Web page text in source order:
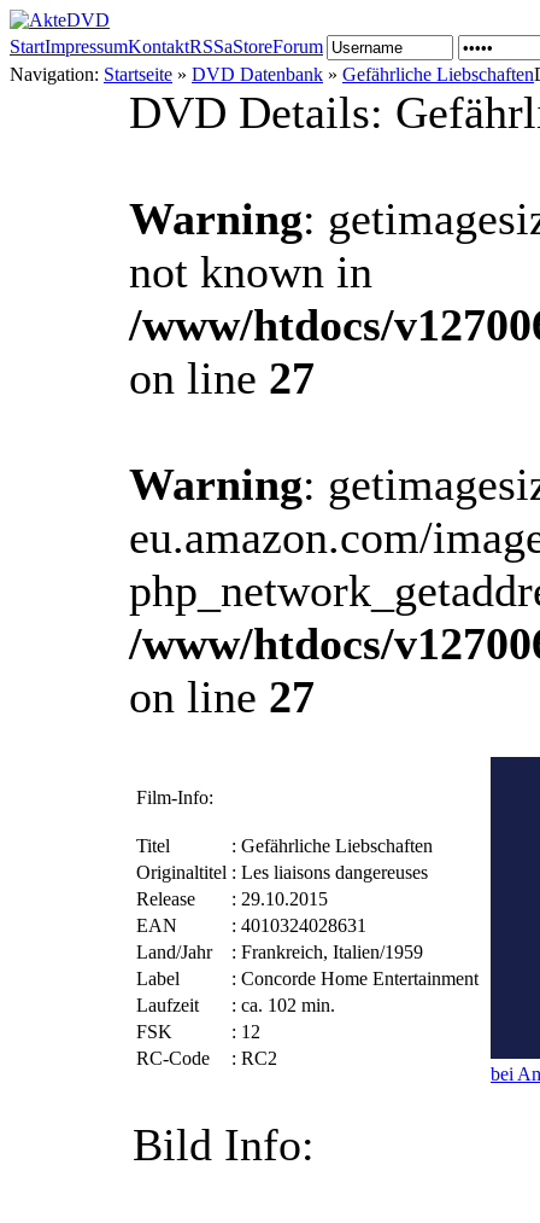
StartImpressumKontaktRSSaStoreForum
Navigation: Startseite » DVD Datenbank » Gefährliche Liebschaften
DVD Details:
Warning:
not known in
/www/htdocs/
on line 27
Warning:
eu.amazon.com/
/www/htdocs/
on line 27
Film-Info:
Titel : Gefährliche Liebschaften
Originaltitel : Les liaisons dangereuses
Release
: 29.10.2015
EAN
: 4010324028631
Land/Jahr
: Frankreich, Italien/1959
Label
: Concorde Home Entertainment
Laufzeit
: ca. 102 min.
FSK
: 12
RC-Code
: RC2
bei
Bild Info: